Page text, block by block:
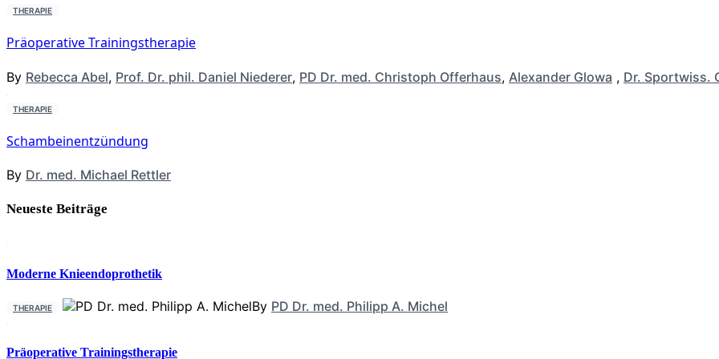
THERAPIE
Präoperative Trainingstherapie
By Rebecca Abel, Prof. Dr. phil. Daniel Niederer, PD Dr. med. Christoph Offerhaus, Alexander Glowa , Dr. Sportwiss.
THERAPIE
Schambeinentzündung
By Dr. med. Michael Rettler
Neueste Beiträge
Moderne Knieendoprothetik
THERAPIE By PD Dr. med. Philipp A. Michel
Präoperative Trainingstherapie